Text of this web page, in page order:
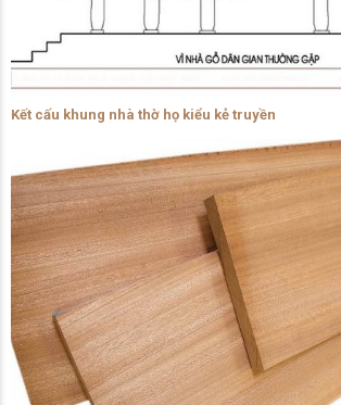
Kết cấu khung nhà thờ họ kiểu kẻ truyền